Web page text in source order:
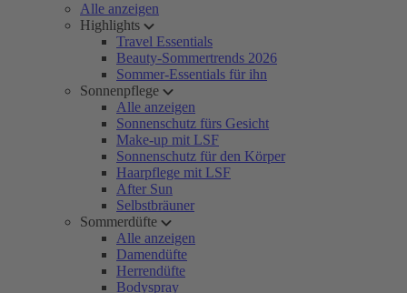
Alle anzeigen
Highlights
Travel Essentials
Beauty-Sommertrends 2026
Sommer-Essentials für ihn
Sonnenpflege
Alle anzeigen
Sonnenschutz fürs Gesicht
Make-up mit LSF
Sonnenschutz für den Körper
Haarpflege mit LSF
After Sun
Selbstbräuner
Sommerdüfte
Alle anzeigen
Damendüfte
Herrendüfte
Bodyspray